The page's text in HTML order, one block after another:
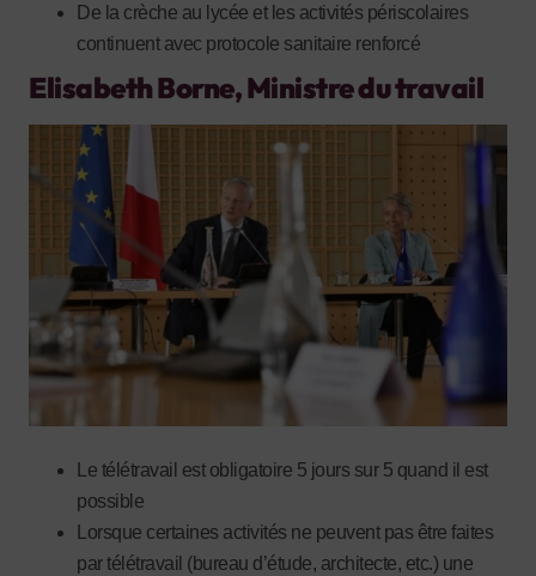
De la crèche au lycée et les activités périscolaires
continuent avec protocole sanitaire renforcé
Elisabeth Borne, Ministre du travail
Le télétravail est obligatoire 5 jours sur 5 quand il est
possible
Lorsque certaines activités ne peuvent pas être faites
par télétravail (bureau d’étude, architecte, etc.) une